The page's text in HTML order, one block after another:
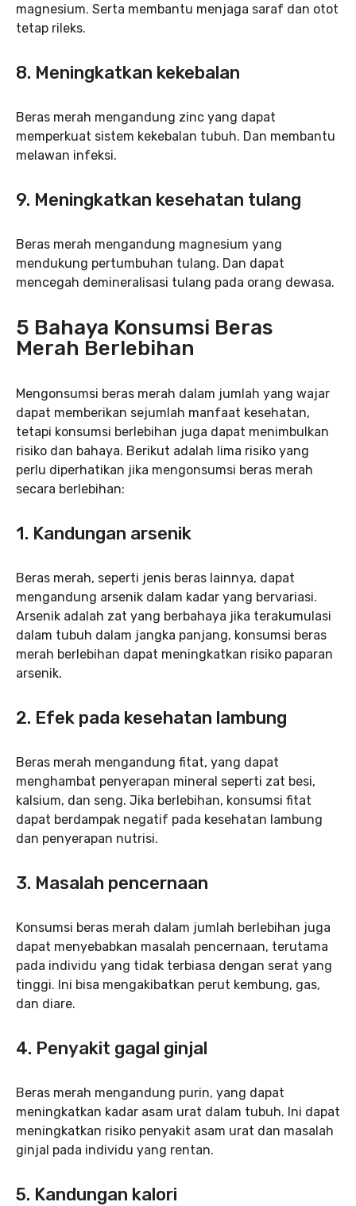
magnesium. Serta membantu menjaga saraf dan otot
tetap rileks.
8. Meningkatkan kekebalan
Beras merah mengandung zinc yang dapat
memperkuat sistem kekebalan tubuh. Dan membantu
melawan infeksi.
9. Meningkatkan kesehatan tulang
Beras merah mengandung magnesium yang
mendukung pertumbuhan tulang. Dan dapat
mencegah demineralisasi tulang pada orang dewasa.
5 Bahaya Konsumsi Beras
Merah Berlebihan
Mengonsumsi beras merah dalam jumlah yang wajar
dapat memberikan sejumlah manfaat kesehatan,
tetapi konsumsi berlebihan juga dapat menimbulkan
risiko dan bahaya. Berikut adalah lima risiko yang
perlu diperhatikan jika mengonsumsi beras merah
secara berlebihan:
1. Kandungan arsenik
Beras merah, seperti jenis beras lainnya, dapat
mengandung arsenik dalam kadar yang bervariasi.
Arsenik adalah zat yang berbahaya jika terakumulasi
dalam tubuh dalam jangka panjang, konsumsi beras
merah berlebihan dapat meningkatkan risiko paparan
arsenik.
2. Efek pada kesehatan lambung
Beras merah mengandung fitat, yang dapat
menghambat penyerapan mineral seperti zat besi,
kalsium, dan seng. Jika berlebihan, konsumsi fitat
dapat berdampak negatif pada kesehatan lambung
dan penyerapan nutrisi.
3. Masalah pencernaan
Konsumsi beras merah dalam jumlah berlebihan juga
dapat menyebabkan masalah pencernaan, terutama
pada individu yang tidak terbiasa dengan serat yang
tinggi. Ini bisa mengakibatkan perut kembung, gas,
dan diare.
4. Penyakit gagal ginjal
Beras merah mengandung purin, yang dapat
meningkatkan kadar asam urat dalam tubuh. Ini dapat
meningkatkan risiko penyakit asam urat dan masalah
ginjal pada individu yang rentan.
5. Kandungan kalori